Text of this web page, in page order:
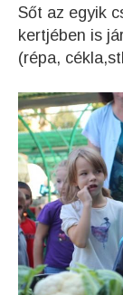
Sőt az egyik
kertjében is
(répa,